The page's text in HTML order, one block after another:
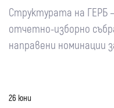
Структурата на ГЕРБ
отчетно-изборно
направени номинации
26 юни